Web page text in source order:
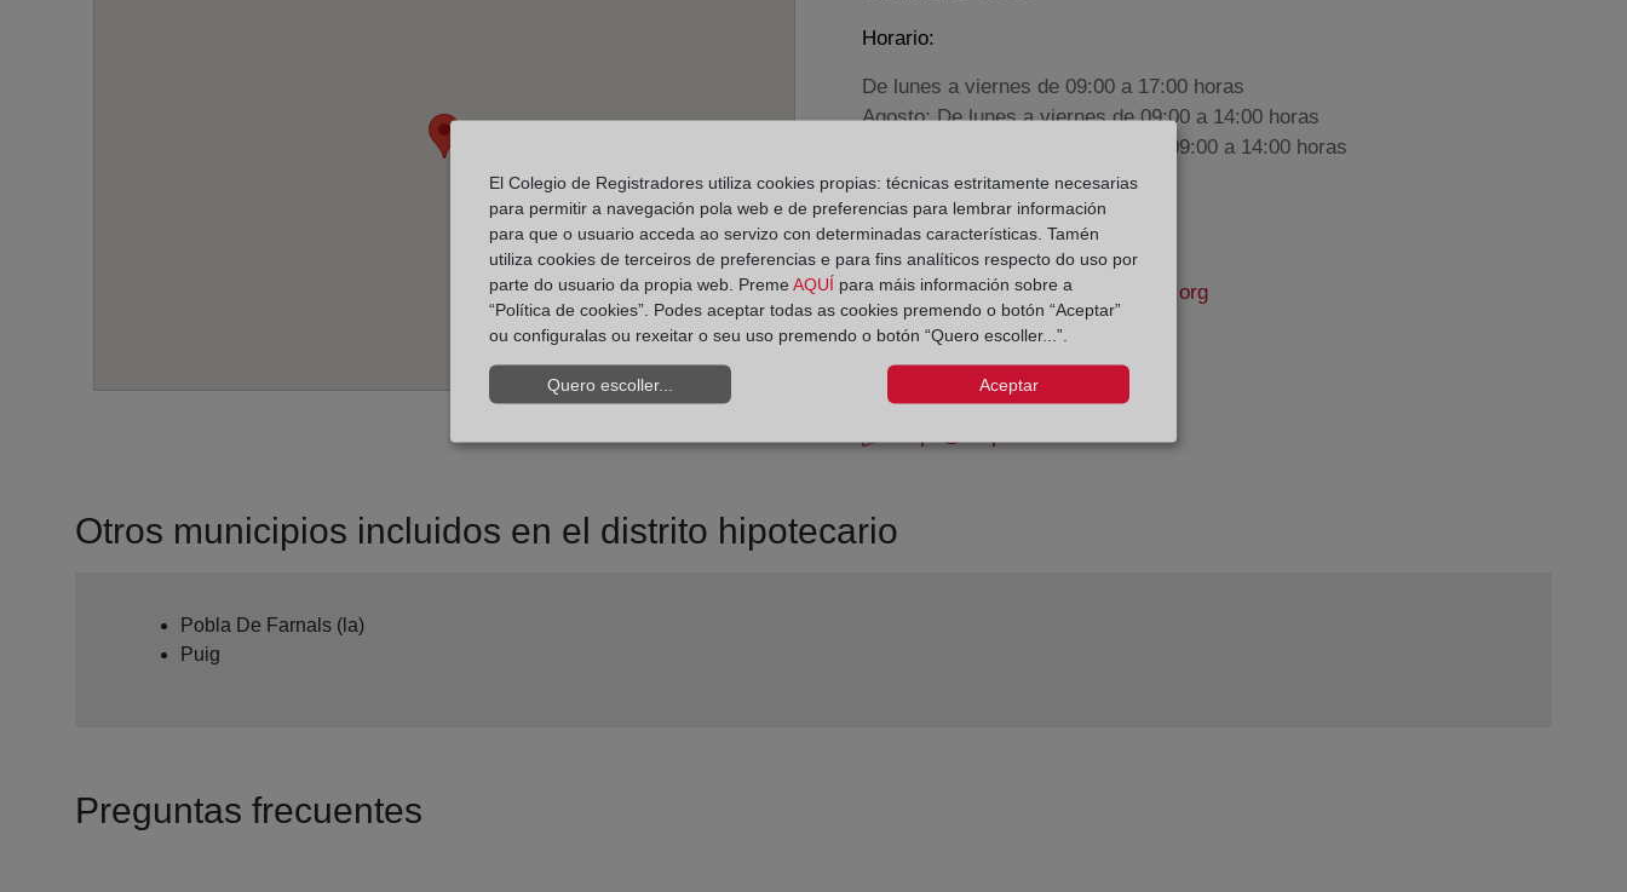
Horario:
De lunes a viernes de 09:00 a 17:00 horas
Agosto: De lunes a viernes de 09:00 a 14:00 horas
Los días 24 y 31 de diciembre de 09:00 a 14:00 horas
Datos de contacto:
96 146 40 94
puzol@registrodelapropiedad.org
Datos del Registrador:
Susana Abad Sanchis
Delegado de Protección de Datos:
Otros municipios incluidos en el distrito hipotecario
Pobla De Farnals (la)
Puig
Preguntas frecuentes
El Colegio de Registradores utiliza cookies propias: técnicas estritamente necesarias
para permitir a navegación pola web e de preferencias para lembrar información
para que o usuario acceda ao servizo con determinadas características. Tamén
utiliza cookies de terceiros de preferencias e para fins analíticos respecto do uso por
parte do usuario da propia web. Preme AQUÍ para máis información sobre a
“Política de cookies”. Podes aceptar todas as cookies premendo o botón “Aceptar”
ou configuralas ou rexeitar o seu uso premendo o botón “Quero escoller...”.
Quero escoller... Aceptar